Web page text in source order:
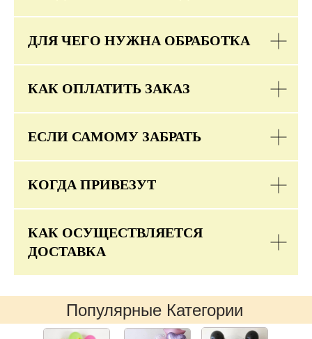
ДЛЯ ЧЕГО НУЖНА ОБРАБОТКА
КАК ОПЛАТИТЬ ЗАКАЗ
ЕСЛИ САМОМУ ЗАБРАТЬ
КОГДА ПРИВЕЗУТ
КАК ОСУЩЕСТВЛЯЕТСЯ
ДОСТАВКА
Популярные Категории